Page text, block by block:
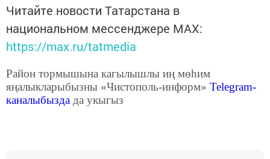
Читайте новости Татарстана в
национальном мессенджере MАХ:
https://max.ru/tatmedia
Район тормышына кагылышлы иң мөһим
яңалыкларыбызны «Чистополь-информ» Telegram-
каналыбызда да укыгыз